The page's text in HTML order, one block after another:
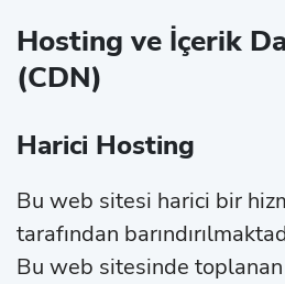
Hosting ve İçerik
(CDN)
Harici Hosting
Bu web sitesi harici bir
tarafından
Bu web sitesinde